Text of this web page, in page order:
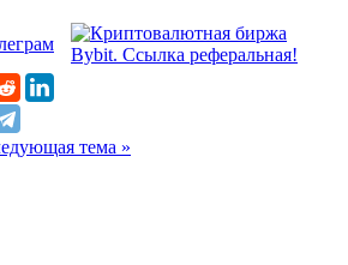
тема »